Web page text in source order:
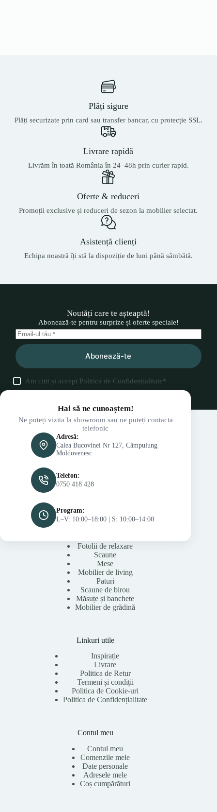
Plăți sigure
Plăți securizate prin card sau transfer bancar, cu protecție SSL.
Livrare rapidă
Livrăm în toată România în 24–48h prin curier rapid.
Oferte & reduceri
Promoții exclusive și reduceri de sezon la mobilier selectat.
Asistență clienți
Echipa noastră îți stă la dispoziție de luni până sâmbătă.
Noutăți care te așteaptă!
Abonează-te pentru surprize și oferte speciale!
Abonează-te
Am citit și accept Politica de Confidențialitate*
Hai să ne cunoaștem!
Ne puteți vizita la showroom sau ne puteți contacta
telefonic
Adresă:
Calea Bucovinei Nr 127, Câmpulung
Moldovenesc
Telefon:
0750 418 428
Program:
L–V: 10:00–18:00 | S: 10:00–14:00
Fotolii de relaxare
Scaune
Mese
Mobilier de living
Paturi
Scaune de birou
Măsuțe și banchete
Mobilier de grădină
Linkuri utile
Inspirație
Livrare
Politica de Retur
Termeni și condiții
Politica de Cookie-uri
Politica de Confidențialitate
Contul meu
Contul meu
Comenzile mele
Date personale
Adresele mele
Coș cumpărături